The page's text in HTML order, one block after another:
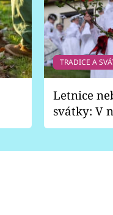
TRADICE A
Letnice
svátky: V
pondělí